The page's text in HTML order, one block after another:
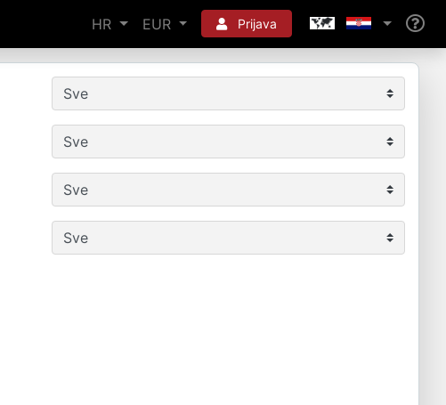
HR EUR Prijava